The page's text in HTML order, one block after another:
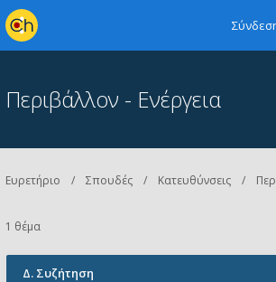
Περιβάλλον - Ενέργεια
Ευρετήριο Σπουδές Κατευθύνσεις
1 θέμα
Δ. Συζήτηση